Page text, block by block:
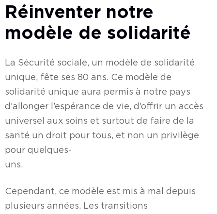
Réinventer notre
modèle de solidarité
La Sécurité sociale, un modèle de solidarité
unique, fête ses 80 ans. Ce modèle de
solidarité unique aura permis à notre pays
d’allonger l’espérance de vie, d’offrir un accès
universel aux soins et surtout de faire de la
santé un droit pour tous, et non un privilège
pour quelques-
Cependant, ce modèle est mis à mal depuis
plusieurs années. Les transitions